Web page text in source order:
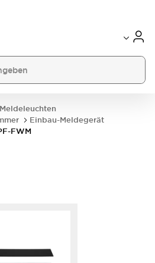
Einbau-Meldegerät
FWM